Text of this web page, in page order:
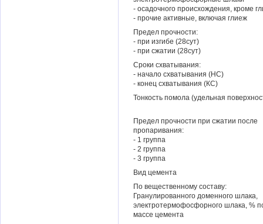
- осадочного происхождения, кроме
- прочие активные, включая глиеж
Предел прочности:
- при изгибе (28сут)
- при сжатии (28сут)
Сроки схватывания:
- начало схватывания (НС)
- конец схватывания (КС)
Тонкость помола (удельная
Предел прочности при сжатии после
пропаривания:
- 1 группа
- 2 группа
- 3 группа
Вид цемента
По вещественному составу:
Гранулированного доменного шлака,
электротермофосфорного шлака, %
массе цемента